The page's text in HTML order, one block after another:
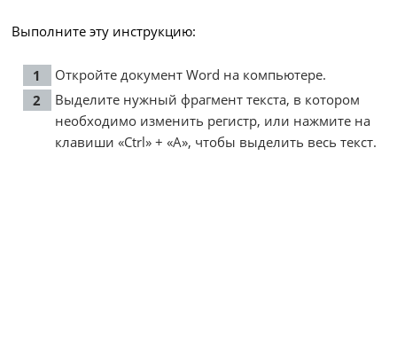
Выполните эту инструкцию:
Откройте документ Word на компьютере.
Выделите нужный фрагмент текста, в котором
необходимо изменить регистр, или нажмите на
клавиши «Ctrl» + «A», чтобы выделить весь текст.